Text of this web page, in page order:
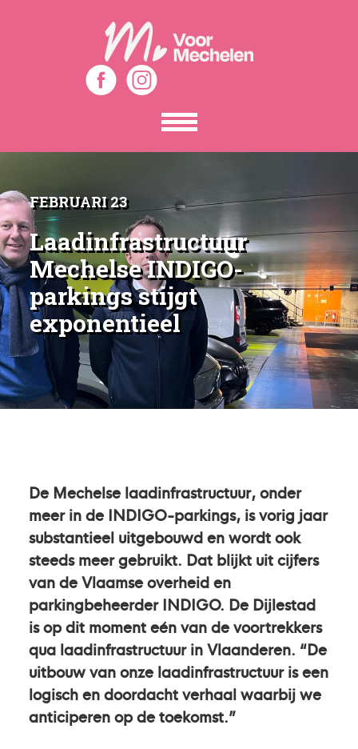
Toon
het
menu
FEBRUARI 23
Laadinfrastructuur
Mechelse INDIGO-
parkings stijgt
exponentieel
De Mechelse laadinfrastructuur, onder
meer in de INDIGO-parkings, is vorig jaar
substantieel uitgebouwd en wordt ook
steeds meer gebruikt. Dat blijkt uit cijfers
van de Vlaamse overheid en
parkingbeheerder INDIGO. De Dijlestad
is op dit moment eén van de voortrekkers
qua laadinfrastructuur in Vlaanderen. “De
uitbouw van onze laadinfrastructuur is een
logisch en doordacht verhaal waarbij we
anticiperen op de toekomst.”